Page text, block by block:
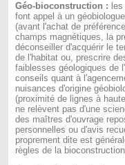
Géo-bioconstruction :
font appel à un
(avant l'achat de
champs magnétiques, la
déconseiller d'acquérir le
de l'habitat ou, prescrire
faiblesses géologiques de
conseils quant à
nuisances d'origine
(proximité de lignes à
ne relèvent pas d'une
des maîtres d'ouvrage
personnelles ou d'avis
proprement dite est
règles de la